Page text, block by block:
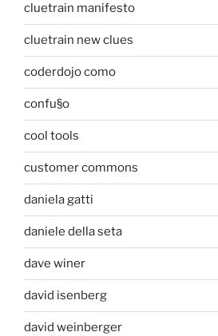
cluetrain manifesto
cluetrain new clues
coderdojo como
confu§o
cool tools
customer commons
daniela gatti
daniele della seta
dave winer
david isenberg
david weinberger